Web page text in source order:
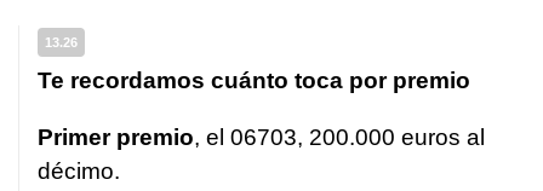
13.26
Te recordamos cuánto toca por premio
Primer premio, el 06703, 200.000 euros al
décimo.